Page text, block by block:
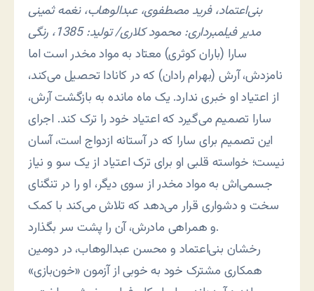
بنی‌اعتماد، فرید مصطفوی، عبدالوهاب، نغمه ثمینی
مدیر فیلمبرداری: محمود کلاری/ تولید: 1385، رنگی
سارا (باران کوثری) معتاد به مواد مخدر است اما
نامزدش، آرش (بهرام رادان) که در کانادا تحصیل می‌کند،
از اعتیاد او خبری ندارد. یک ماه مانده به بازگشت آرش،
سارا تصمیم می‌گیرد که اعتیاد خود را ترک کند. اجرای
این تصمیم برای سارا که در آستانه ازدواج است، آسان
نیست؛ خواسته قلبی او برای ترک اعتیاد از یک سو و نیاز
جسمی‌اش به مواد مخدر از سوی دیگر، او را در تنگنای
سخت و دشواری قرار می‌دهد که تلاش می‌کند با کمک
و همراهی مادرش، آن را پشت سر بگذارد.
رخشان بنی‌اعتماد و محسن عبدالوهاب، در دومین
همکاری مشترک خود به خوبی از آزمون «خون‌بازی»